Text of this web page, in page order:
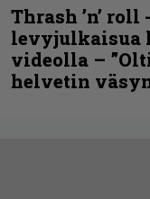
Thrash ’n’
levyjulkaisua
videolla –
helvetin